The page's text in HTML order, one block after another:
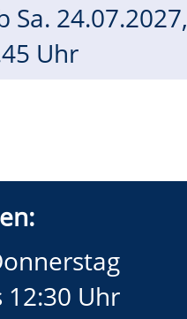
Sa. 24.07.2027,
Uhr
12:30 Uhr